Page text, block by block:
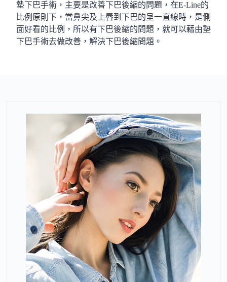
墊下巴手術，主要是改善下巴後縮的問題，在E-Line的
比例原則下，當鼻尖及上唇到下巴的呈一直線時，是側
面好看的比例，所以有下巴後縮的問題，就可以藉由墊
下巴手術去做改善，解決下巴後縮問題。